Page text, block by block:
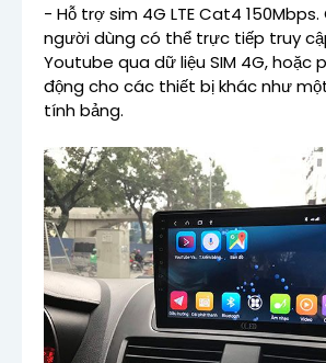
- Hỗ trợ sim 4G LTE Cat4
người dùng có thể trực tiếp truy
Youtube qua dữ liệu SIM 4G, hoặc
động cho các thiết bị khác như
tính bảng.